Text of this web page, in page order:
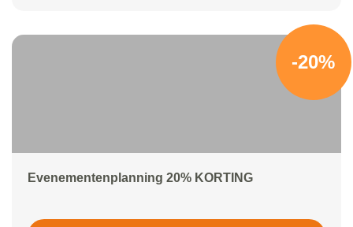
-20%
Evenementenplanning 20% KORTING